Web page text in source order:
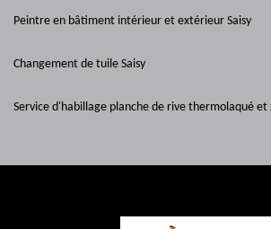
Peintre en bâtiment intérieur et extérieur Saisy
Changement de tuile Saisy
Service d'habillage planche de rive thermolaqué et